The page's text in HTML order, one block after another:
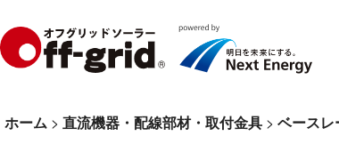
ホーム > 直流機器・配線部材・取付金具 > ベースレ